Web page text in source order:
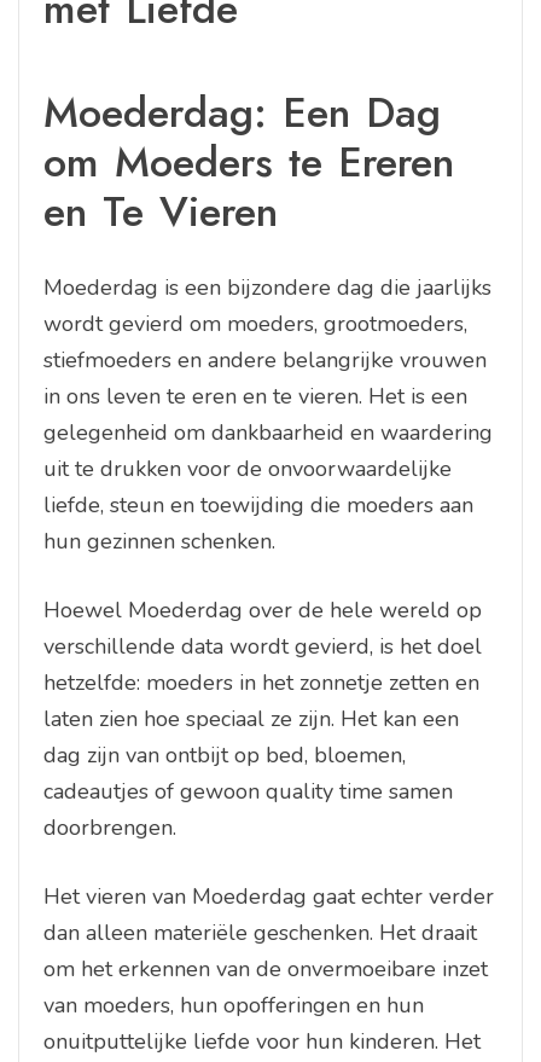
Moederdag: Een Dag
om Moeders te Ereren
en Te Vieren
Moederdag is een bijzondere dag die jaarlijks
wordt gevierd om moeders, grootmoeders,
stiefmoeders en andere belangrijke vrouwen
in ons leven te eren en te vieren. Het is een
gelegenheid om dankbaarheid en waardering
uit te drukken voor de onvoorwaardelijke
liefde, steun en toewijding die moeders aan
hun gezinnen schenken.
Hoewel Moederdag over de hele wereld op
verschillende data wordt gevierd, is het doel
hetzelfde: moeders in het zonnetje zetten en
laten zien hoe speciaal ze zijn. Het kan een
dag zijn van ontbijt op bed, bloemen,
cadeautjes of gewoon quality time samen
doorbrengen.
Het vieren van Moederdag gaat echter verder
dan alleen materiële geschenken. Het draait
om het erkennen van de onvermoeibare inzet
van moeders, hun opofferingen en hun
onuitputtelijke liefde voor hun kinderen. Het